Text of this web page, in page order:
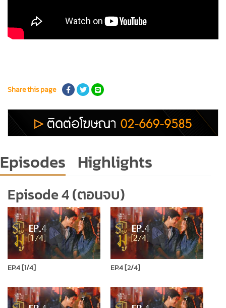
Share this page
Episodes Highlights
Episode 4 (ตอนจบ)
EP.4 [1/4] EP.4 [2/4]